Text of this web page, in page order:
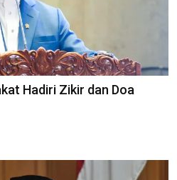
Hadiri Zikir dan Doa